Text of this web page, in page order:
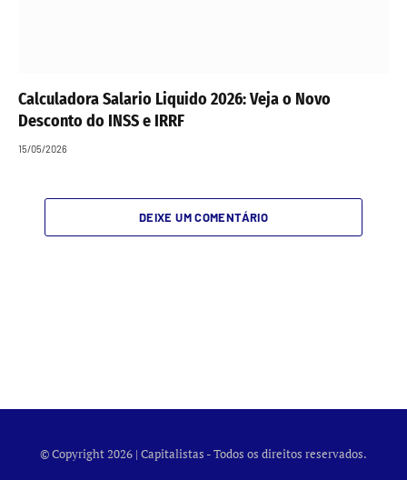
Calculadora Salario Liquido 2026: Veja o Novo
Desconto do INSS e IRRF
15/05/2026
DEIXE UM COMENTÁRIO
© Copyright 2026 | Capitalistas - Todos os direitos reservados.